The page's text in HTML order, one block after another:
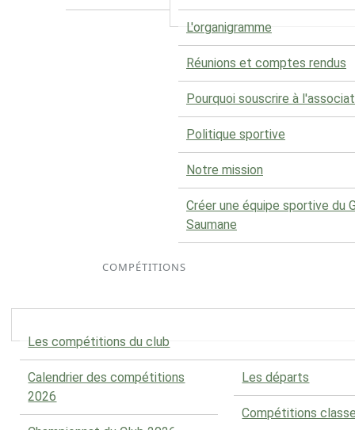
L'organigramme
Réunions et comptes rendus
Pourquoi souscrire à
Politique sportive
Notre mission
Créer une équipe sportive du
Saumane
COMPÉTITIONS
Les compétitions du club
Calendrier des compétitions
2026
Les départs
Compétitions